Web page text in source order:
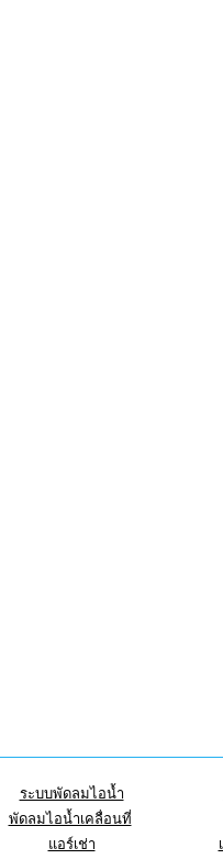
ระบบพัดลมไอน้ำ
พัดลมไอน้ำเคลื่อนที่
แอร์เช่า